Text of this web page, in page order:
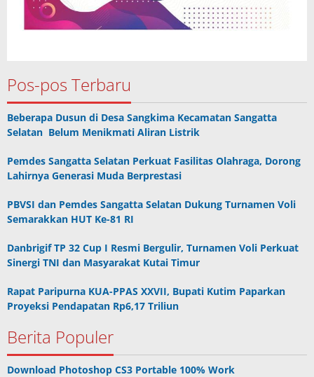
Pos-pos Terbaru
Beberapa Dusun di Desa Sangkima Kecamatan Sangatta
Selatan Belum Menikmati Aliran Listrik
Pemdes Sangatta Selatan Perkuat Fasilitas Olahraga, Dorong
Lahirnya Generasi Muda Berprestasi
PBVSI dan Pemdes Sangatta Selatan Dukung Turnamen Voli
Semarakkan HUT Ke-81 RI
Danbrigif TP 32 Cup I Resmi Bergulir, Turnamen Voli Perkuat
Sinergi TNI dan Masyarakat Kutai Timur
Rapat Paripurna KUA-PPAS XXVII, Bupati Kutim Paparkan
Proyeksi Pendapatan Rp6,17 Triliun
Berita Populer
Download Photoshop CS3 Portable 100% Work